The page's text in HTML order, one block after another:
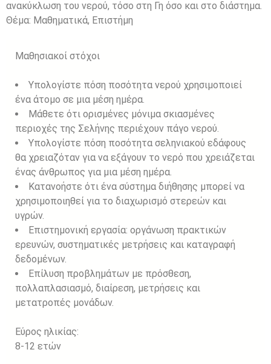
ανακύκλωση του νερού, τόσο στη Γη όσο και στο διάστημα.
Θέμα: Μαθηματικά, Επιστήμη
Μαθησιακοί στόχοι
Υπολογίστε πόση ποσότητα νερού χρησιμοποιεί
ένα άτομο σε μια μέση ημέρα.
Μάθετε ότι ορισμένες μόνιμα σκιασμένες
περιοχές της Σελήνης περιέχουν πάγο νερού.
Υπολογίστε πόση ποσότητα σεληνιακού εδάφους
θα χρειαζόταν για να εξάγουν το νερό που χρειάζεται
ένας άνθρωπος για μια μέση ημέρα.
Κατανοήστε ότι ένα σύστημα διήθησης μπορεί να
χρησιμοποιηθεί για το διαχωρισμό στερεών και
υγρών.
Επιστημονική εργασία: οργάνωση πρακτικών
ερευνών, συστηματικές μετρήσεις και καταγραφή
δεδομένων.
Επίλυση προβλημάτων με πρόσθεση,
πολλαπλασιασμό, διαίρεση, μετρήσεις και
μετατροπές μονάδων.
Εύρος ηλικίας:
8-12 ετών